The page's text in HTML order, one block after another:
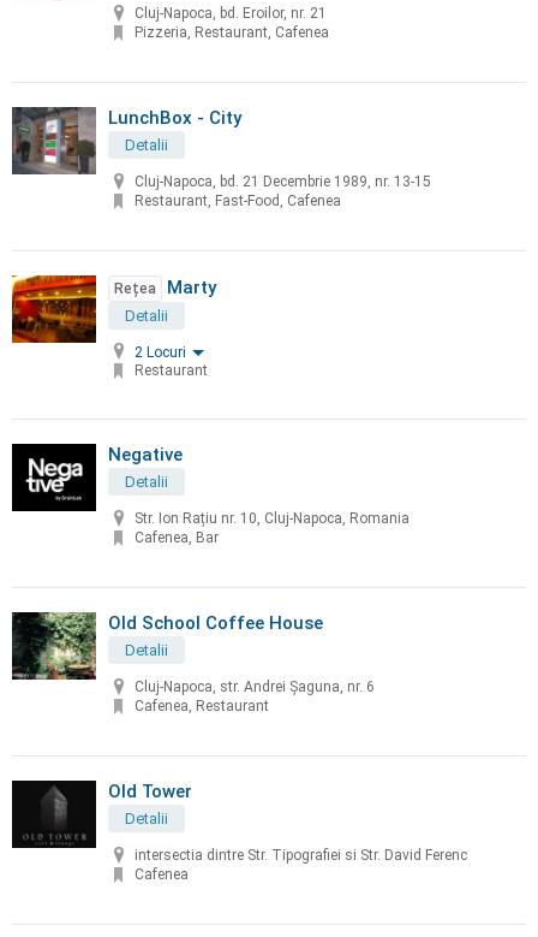
Cluj-Napoca, bd. Eroilor, nr. 21
Pizzeria, Restaurant, Cafenea
LunchBox - City
Detalii
Cluj-Napoca, bd. 21 Decembrie 1989, nr. 13-15
Restaurant, Fast-Food, Cafenea
Rețea Marty
Detalii
2 Locuri
Restaurant
Negative
Detalii
Str. Ion Rațiu nr. 10, Cluj-Napoca, Romania
Cafenea, Bar
Old School Coffee House
Detalii
Cluj-Napoca, str. Andrei Șaguna, nr. 6
Cafenea, Restaurant
Old Tower
Detalii
intersectia dintre Str. Tipografiei si Str. David Ferenc
Cafenea